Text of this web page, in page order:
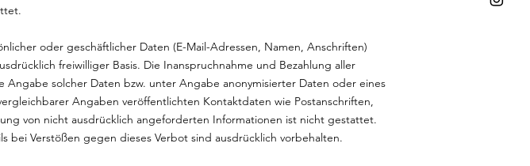
oder geschäftlicher Daten (E-Mail-Adressen, Namen, Anschriften)
freiwilliger Basis. Die Inanspruchnahme und Bezahlung aller
solcher Daten bzw. unter Angabe anonymisierter Daten oder eines
Angaben veröffentlichten Kontaktdaten wie Postanschriften,
von nicht ausdrücklich angeforderten Informationen ist nicht gestattet.
bei Verstößen gegen dieses Verbot sind ausdrücklich vorbehalten.